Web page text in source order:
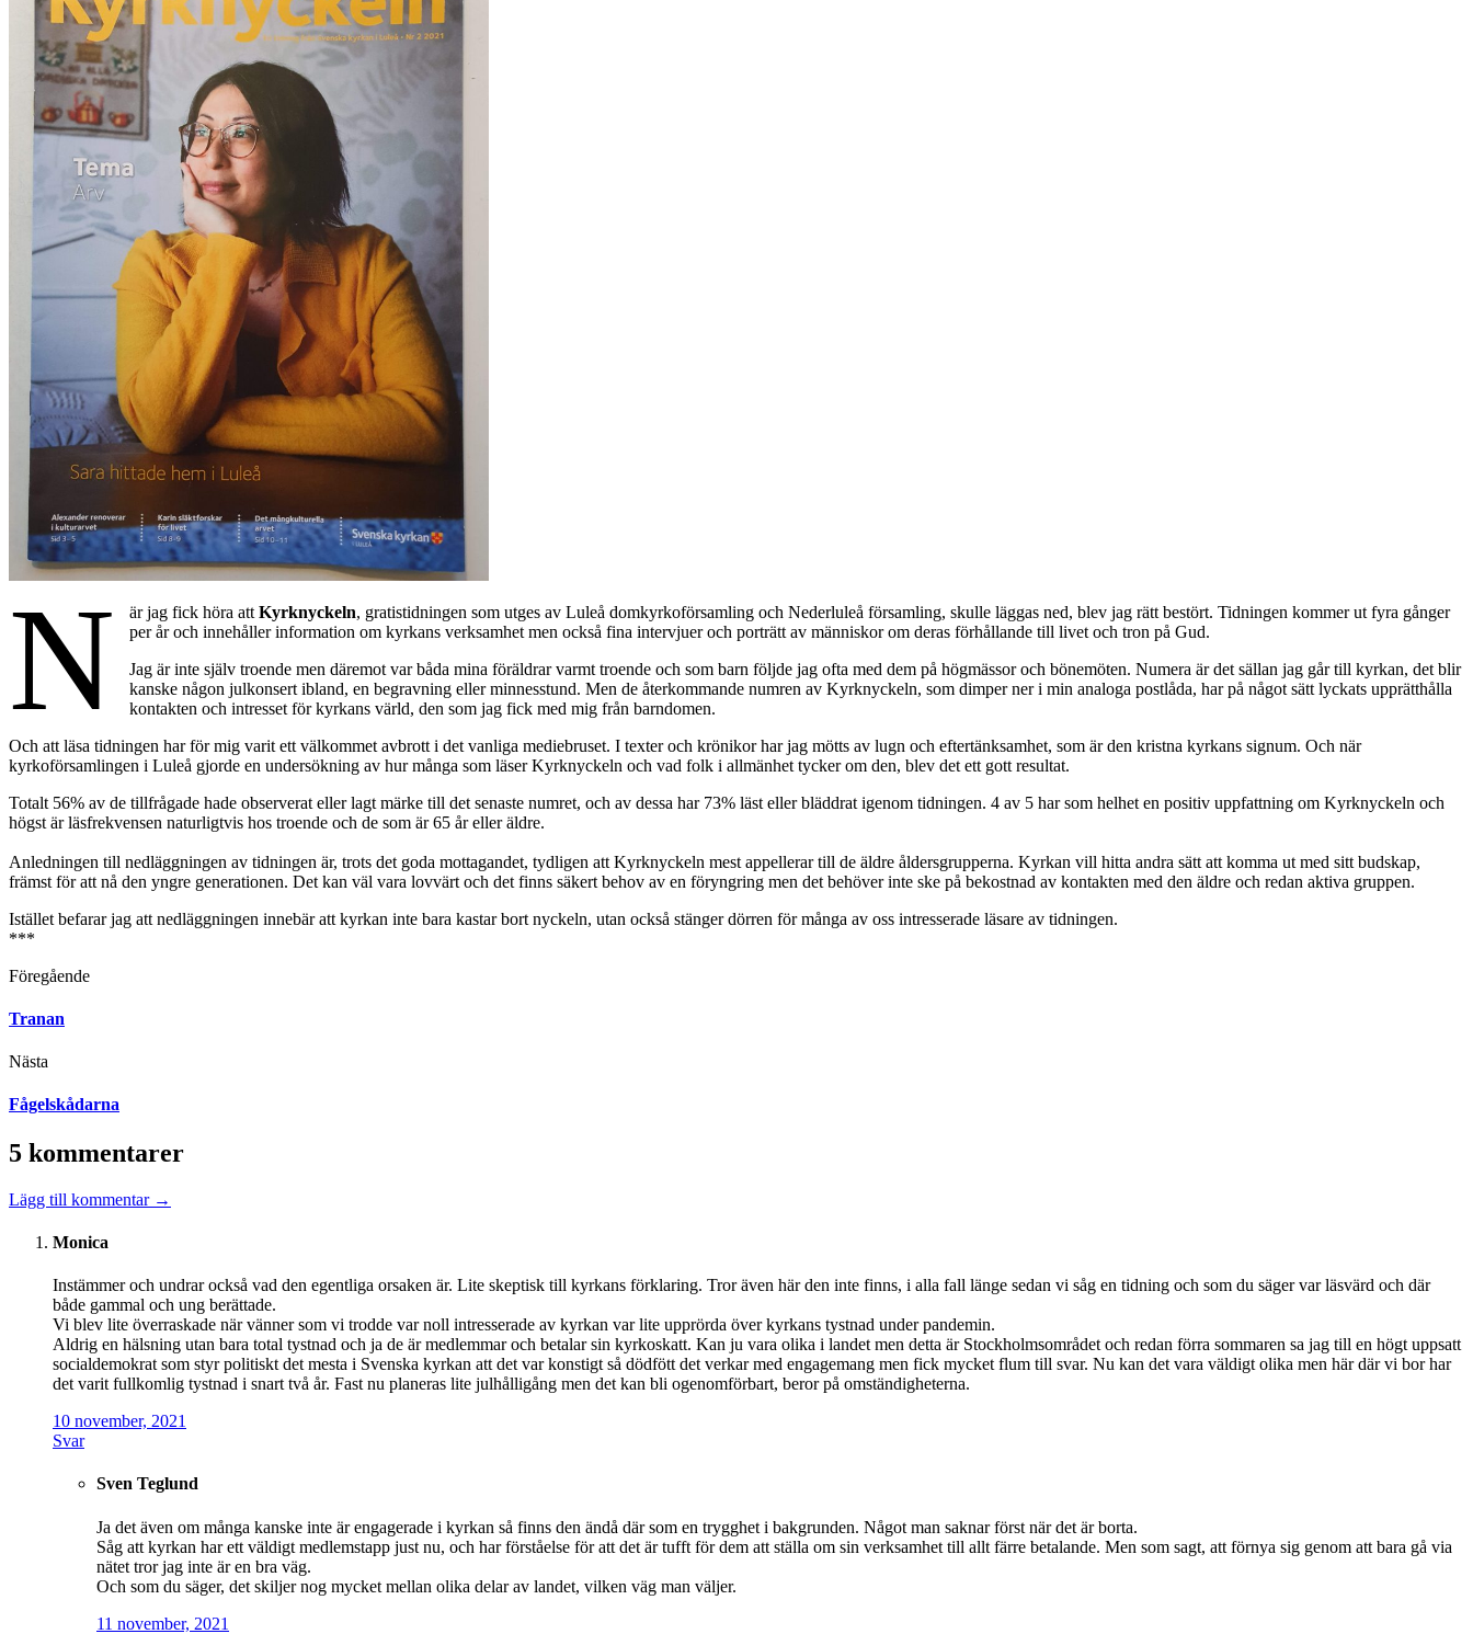
N är jag fick höra attKyrknyckeln, gratistidningen som utges av Luleå domkyrkoförsamling och Nederluleå församling, skulle läggas ned, blev jag rätt bestört. Tidningen kommer ut fyra gånger
per år och innehåller information om kyrkans verksamhet men också fina intervjuer och porträtt av människor om deras förhållande till livet och tron på Gud.
Jag är inte själv troende men däremot var båda mina föräldrar varmt troende och som barn följde jag ofta med dem på högmässor och bönemöten. Numera är det sällan jag går till kyrkan, det blir
kanske någon julkonsert ibland, en begravning eller minnesstund. Men de återkommande numren av Kyrknyckeln, som dimper ner i min analoga postlåda, har på något sätt lyckats upprätthålla
kontakten och intresset för kyrkans värld, den som jag fick med mig från barndomen.
Och att läsa tidningen har för mig varit ett välkommet avbrott i det vanliga mediebruset. I texter och krönikor har jag mötts av lugn och eftertänksamhet, som är den kristna kyrkans signum. Och när
kyrkoförsamlingen i Luleå gjorde en undersökning av hur många som läser Kyrknyckeln och vad folk i allmänhet tycker om den, blev det ett gott resultat.
Totalt 56% av de tillfrågade hade observerat eller lagt märke till det senaste numret, och av dessa har 73% läst eller bläddrat igenom tidningen. 4 av 5 har som helhet en positiv uppfattning om Kyrknyckeln och
högst är läsfrekvensen naturligtvis hos troende och de som är 65 år eller äldre.
Anledningen till nedläggningen av tidningen är, trots det goda mottagandet, tydligen att Kyrknyckeln mest appellerar till de äldre åldersgrupperna. Kyrkan vill hitta andra sätt att komma ut med sitt budskap,
främst för att nå den yngre generationen. Det kan väl vara lovvärt och det finns säkert behov av en föryngring men det behöver inte ske på bekostnad av kontakten med den äldre och redan aktiva gruppen.
Istället befarar jag att nedläggningen innebär att kyrkan inte bara kastar bort nyckeln, utan också stänger dörren för många av oss intresserade läsare av tidningen.
***
Föregående
Tranan
Nästa
Fågelskådarna
5 kommentarer
Lägg till kommentar →
Monica
Instämmer och undrar också vad den egentliga orsaken är. Lite skeptisk till kyrkans förklaring. Tror även här den inte finns, i alla fall länge sedan vi såg en tidning och som du säger var läsvärd och där
både gammal och ung berättade.
Vi blev lite överraskade när vänner som vi trodde var noll intresserade av kyrkan var lite upprörda över kyrkans tystnad under pandemin.
Aldrig en hälsning utan bara total tystnad och ja de är medlemmar och betalar sin kyrkoskatt. Kan ju vara olika i landet men detta är Stockholmsområdet och redan förra sommaren sa jag till en högt uppsatt
socialdemokrat som styr politiskt det mesta i Svenska kyrkan att det var konstigt så dödfött det verkar med engagemang men fick mycket flum till svar. Nu kan det vara väldigt olika men här där vi bor har
det varit fullkomlig tystnad i snart två år. Fast nu planeras lite julhålligång men det kan bli ogenomförbart, beror på omständigheterna.
10 november, 2021
Svar
Sven Teglund
Ja det även om många kanske inte är engagerade i kyrkan så finns den ändå där som en trygghet i bakgrunden. Något man saknar först när det är borta.
Såg att kyrkan har ett väldigt medlemstapp just nu, och har förståelse för att det är tufft för dem att ställa om sin verksamhet till allt färre betalande. Men som sagt, att förnya sig genom att bara gå via
nätet tror jag inte är en bra väg.
Och som du säger, det skiljer nog mycket mellan olika delar av landet, vilken väg man väljer.
11 november, 2021